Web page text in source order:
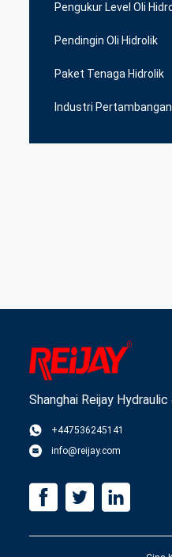
Pengukur Level Oli
Pendingin Oli Hidrolik
Paket Tenaga Hidrolik
Industri Pertambangan
Shanghai Reijay
+447536245141
info@reijay.com